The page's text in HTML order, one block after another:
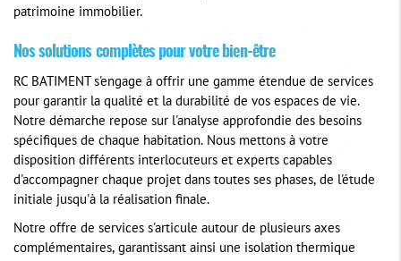
patrimoine immobilier.
Nos solutions complètes pour votre bien-être
RC BATIMENT s'engage à offrir une gamme étendue de services
pour garantir la qualité et la durabilité de vos espaces de vie.
Notre démarche repose sur l'analyse approfondie des besoins
spécifiques de chaque habitation. Nous mettons à votre
disposition différents interlocuteurs et experts capables
d'accompagner chaque projet dans toutes ses phases, de l'étude
initiale jusqu'à la réalisation finale.
Notre offre de services s'articule autour de plusieurs axes
complémentaires, garantissant ainsi une isolation thermique